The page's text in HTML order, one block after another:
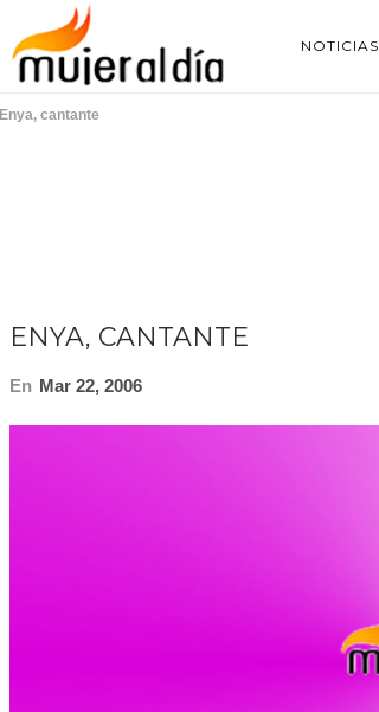
NOTICIAS
Enya, cantante
ENYA, CANTANTE
En Mar 22, 2006